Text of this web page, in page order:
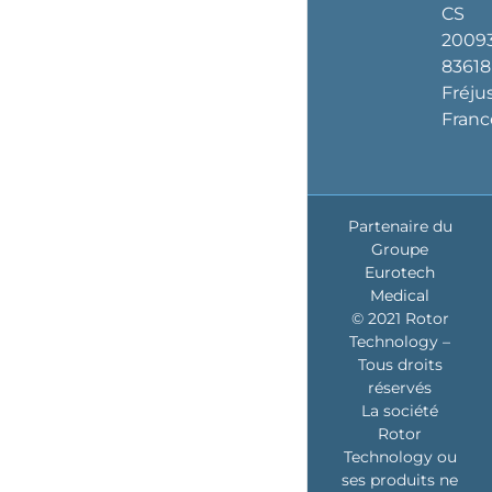
CS
83618
Partenaire du
Groupe
Eurotech
Medical
© 2021 Rotor
Technology –
Tous droits
réservés
La société
Rotor
Technology ou
ses produits ne